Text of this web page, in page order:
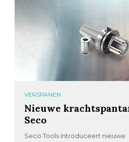
VERSPANEN
Nieuwe
Seco
Seco Tools introduceert nieuwe